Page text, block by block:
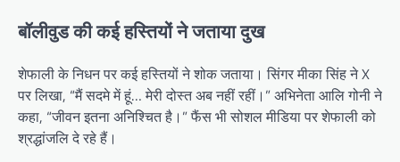
बॉलीवुड की कई हस्तियों ने जताया दुख
शेफाली के निधन पर कई हस्तियों ने शोक जताया। सिंगर मीका सिंह ने X
पर लिखा, “मैं सदमे में हूं… मेरी दोस्त अब नहीं रहीं।” अभिनेता आलि गोनी ने
कहा, “जीवन इतना अनिश्चित है।” फैंस भी सोशल मीडिया पर शेफाली को
श्रद्धांजलि दे रहे हैं।